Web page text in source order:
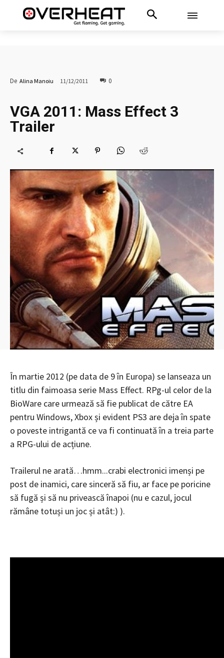
De Alina Manoiu 11/12/2011 0
VGA 2011: Mass Effect 3
Trailer
În martie 2012 (pe data de 9 în Europa) se lanseaza un
titlu din faimoasa serie Mass Effect. RPg-ul celor de la
BioWare care urmează să fie publicat de către EA
pentru Windows, Xbox și evident PS3 are deja în spate
o poveste intrigantă ce va fi continuată în a treia parte
a RPG-ului de acțiune.
Trailerul ne arată…hmm...crabi electronici imenși pe
post de inamici, care sinceră să fiu, ar face pe poricine
să fugă și să nu privească înapoi (nu e cazul, jocul
rămâne totuși un joc și atât:) ).